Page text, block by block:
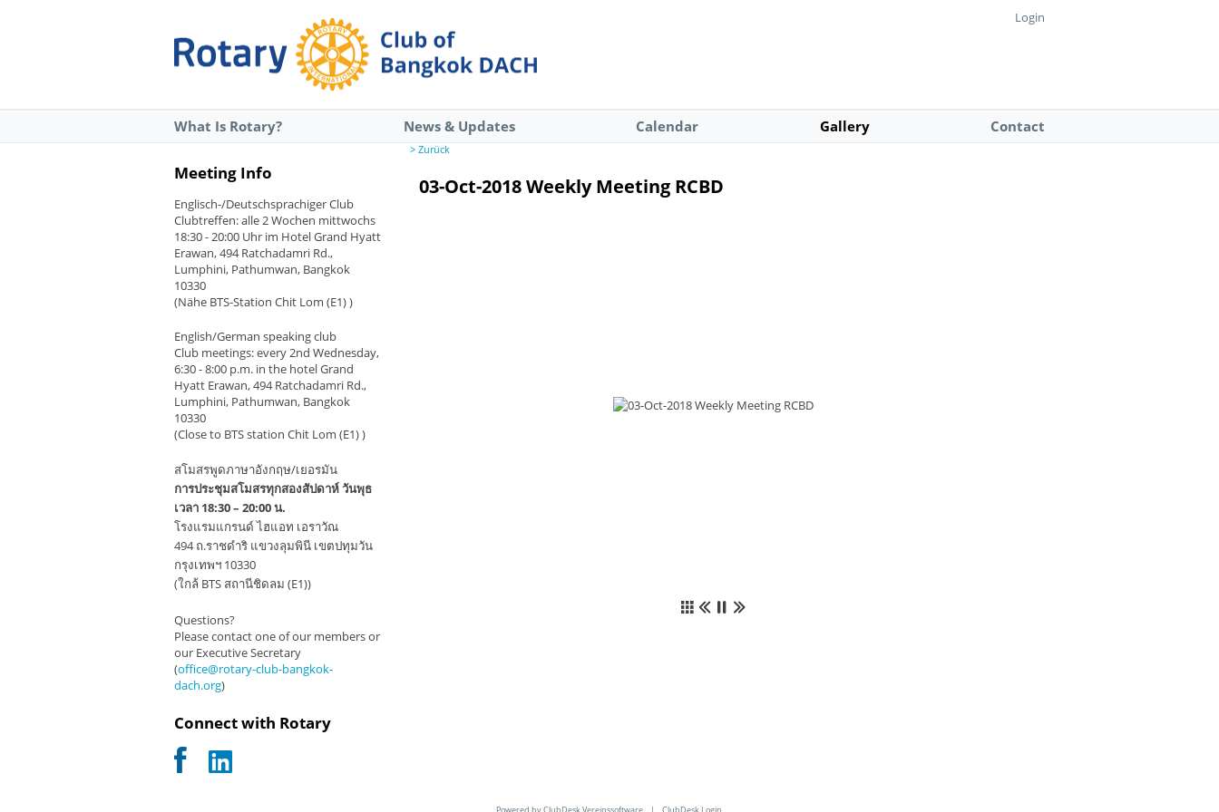
Login
What Is Rotary? News & Updates Calendar Gallery Contact
Meeting Info
Englisch-/Deutschsprachiger Club
Clubtreffen: alle 2 Wochen mittwochs
18:30 - 20:00 Uhr im Hotel Grand Hyatt
Erawan, 494 Ratchadamri Rd.,
Lumphini, Pathumwan, Bangkok
10330
(Nähe BTS-Station Chit Lom (E1) )
English/German speaking club
Club meetings: every 2nd Wednesday,
6:30 - 8:00 p.m. in the hotel Grand
Hyatt Erawan, 494 Ratchadamri Rd.,
Lumphini, Pathumwan, Bangkok
10330
(Close to BTS station Chit Lom (E1) )
สโมสรพูดภาษาอังกฤษ/เยอรมัน
การประชุมสโมสรทุกสองสัปดาห์ วันพุธ
เวลา 18:30 – 20:00 น.
โรงแรมแกรนด์ ไฮแอท เอราวัณ
494 ถ.ราชดำริ แขวงลุมพินี เขตปทุมวัน
กรุงเทพฯ 10330
(ใกล้ BTS สถานีชิดลม (E1))
Questions?
Please contact one of our members or
our Executive Secretary
(office@rotary-club-bangkok-
dach.org)
Connect with Rotary
> Zurück
03-Oct-2018 Weekly Meeting RCBD
Powered by ClubDesk Vereinssoftware |ClubDesk Login